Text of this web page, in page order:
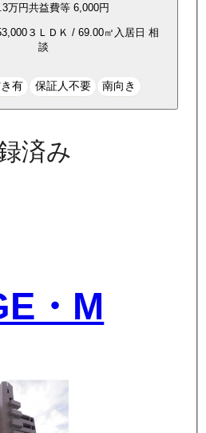
万円共益費等 6,000円
３ＬＤＫ / 69.00㎡ 入居日 相
談
有 保証人不要 南向き
済み
・M